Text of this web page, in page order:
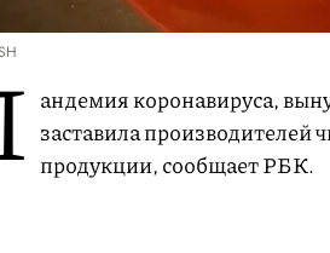
андемия коронавируса,
заставила производителей
продукции, сообщает РБК.